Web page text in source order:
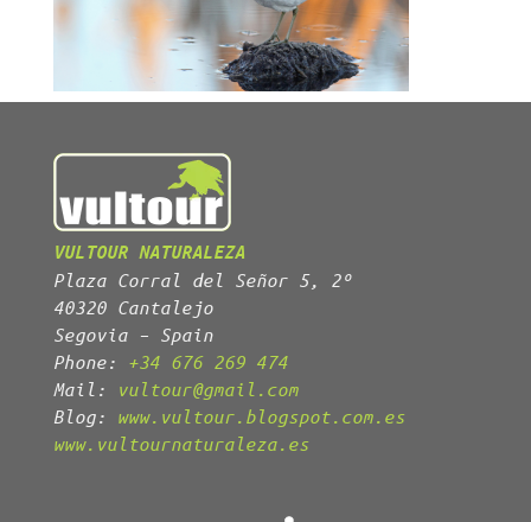
VULTOUR NATURALEZA
Plaza Corral del Señor 5, 2º
40320 Cantalejo
Segovia – Spain
Phone: +34 676 269 474
Mail:
vultour@gmail.com
Blog: www.vultour.blogspot.com.es
www.vultournaturaleza.es